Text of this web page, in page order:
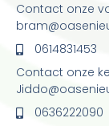
Contact onze
0614831453
Contact onze
0636222090